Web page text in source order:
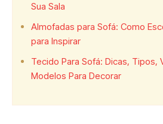
Sua Sala
Almofadas para Sofá: Como
para Inspirar
Tecido Para Sofá: Dicas, Tipos,
Modelos Para Decorar